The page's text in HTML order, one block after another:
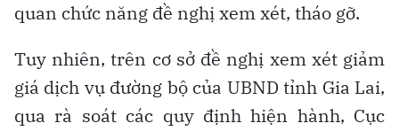
quan chức năng đề nghị xem xét, tháo gỡ.
Tuy nhiên, trên cơ sở đề nghị xem xét giảm
giá dịch vụ đường bộ của UBND tỉnh Gia Lai,
qua rà soát các quy định hiện hành, Cục